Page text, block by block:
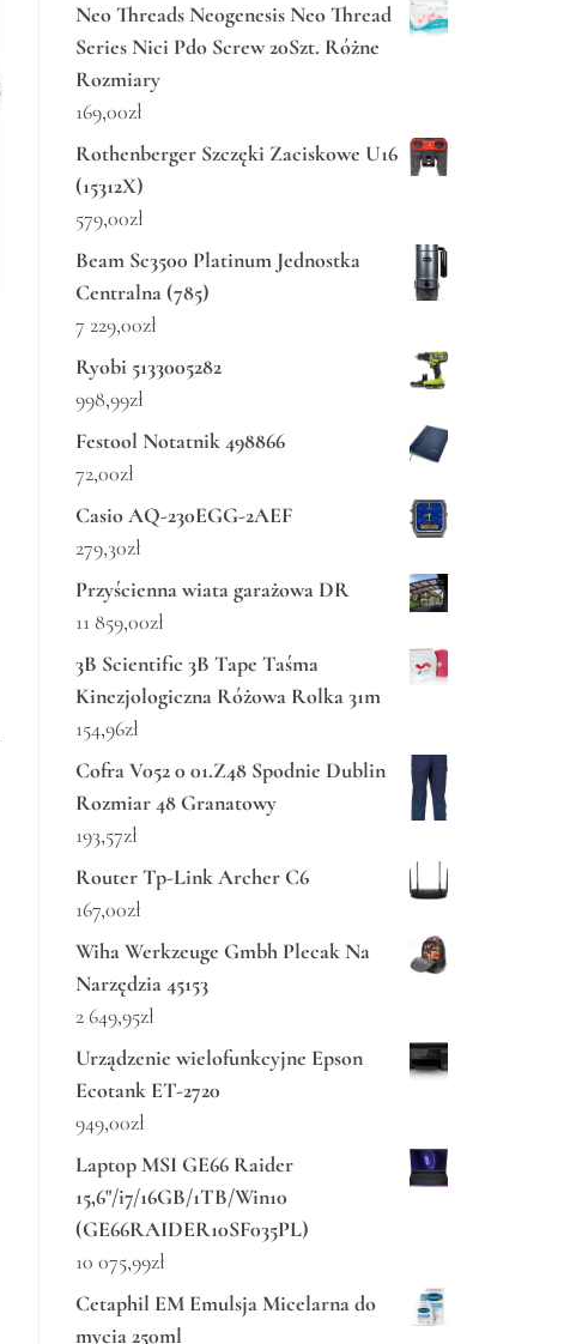
Neo Threads Neogenesis Neo Thread
Series Nici Pdo Screw 20Szt. Różne
Rozmiary
169,00zł
Rothenberger Szczęki Zaciskowe U16
(15312X)
579,00zł
Beam Sc3500 Platinum Jednostka
Centralna (785)
7 229,00zł
Ryobi 5133005282
998,99zł
Festool Notatnik 498866
72,00zł
Casio AQ-230EGG-2AEF
279,30zł
Przyścienna wiata garażowa DR
11 859,00zł
3B Scientific 3B Tape Taśma
Kinezjologiczna Różowa Rolka 31m
154,96zł
Cofra V052 0 01.Z48 Spodnie Dublin
Rozmiar 48 Granatowy
193,57zł
Router Tp-Link Archer C6
167,00zł
Wiha Werkzeuge Gmbh Plecak Na
Narzędzia 45153
2 649,95zł
Urządzenie wielofunkcyjne Epson
Ecotank ET-2720
949,00zł
Laptop MSI GE66 Raider
15,6"/i7/16GB/1TB/Win10
(GE66RAIDER10SF035PL)
10 075,99zł
Cetaphil EM Emulsja Micelarna do
mycia 250ml